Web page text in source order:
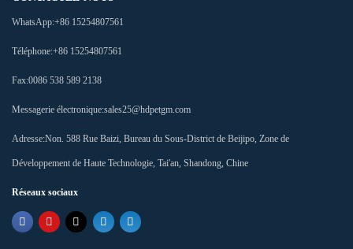
WhatsApp:+86 15254807561
Téléphone:+86 15254807561
Fax:0086 538 589 2138
Messagerie électronique:sales25@hdpetgm.com
Adresse:Non. 588 Rue Baizi, Bureau du Sous-District de Beijipo, Zone de
Développement de Haute Technologie, Tai'an, Shandong, Chine
Réseaux sociaux